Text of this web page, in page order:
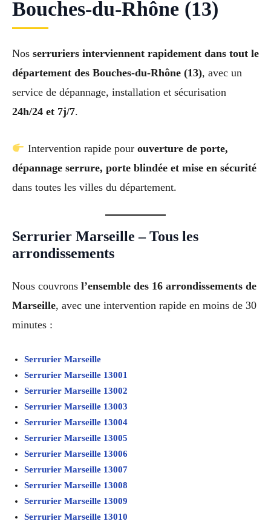
Bouches-du-Rhône (13)
Nos serruriers interviennent rapidement dans tout le
département des Bouches-du-Rhône (13), avec un
service de dépannage, installation et sécurisation
24h/24 et 7j/7.
Intervention rapide pour ouverture de porte,
dépannage serrure, porte blindée et mise en sécurité
dans toutes les villes du département.
Serrurier Marseille – Tous les
arrondissements
Nous couvrons l’ensemble des 16 arrondissements de
Marseille, avec une intervention rapide en moins de 30
minutes :
Serrurier Marseille
Serrurier Marseille 13001
Serrurier Marseille 13002
Serrurier Marseille 13003
Serrurier Marseille 13004
Serrurier Marseille 13005
Serrurier Marseille 13006
Serrurier Marseille 13007
Serrurier Marseille 13008
Serrurier Marseille 13009
Serrurier Marseille 13010